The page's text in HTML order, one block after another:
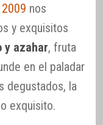
2009 nos
y exquisitos
y azahar, fruta
en el paladar
degustados, la
exquisito.